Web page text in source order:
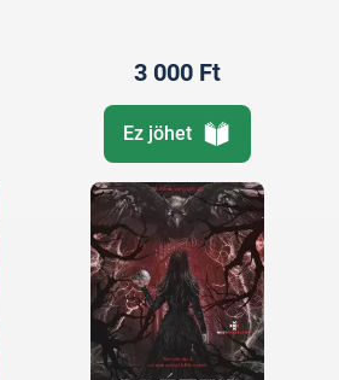
3 000 Ft
Ez jöhet